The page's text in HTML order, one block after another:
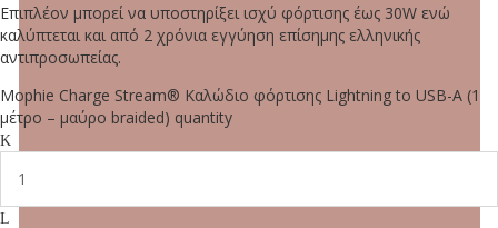
Επιπλέον μπορεί να υποστηρίξει ισχύ φόρτισης έως 30W ενώ
καλύπτεται και από 2 χρόνια εγγύηση επίσημης ελληνικής
αντιπροσωπείας.
Mophie Charge Stream® Καλώδιο φόρτισης Lightning to USB-A (1
μέτρο – μαύρο braided) quantity